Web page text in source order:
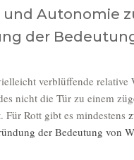
und Autonomie
der
verblüffende relative
nicht die Tür zu einem
Für Rott gibt es mindestens
der Bedeutung von